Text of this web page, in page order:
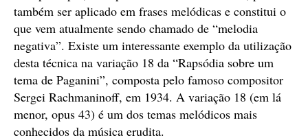
também ser aplicado em frases melódicas e constitui o
que vem atualmente sendo chamado de “melodia
negativa”. Existe um interessante exemplo da utilização
desta técnica na variação 18 da “Rapsódia sobre um
tema de Paganini”, composta pelo famoso compositor
Sergei Rachmaninoff, em 1934. A variação 18 (em lá
menor, opus 43) é um dos temas melódicos mais
conhecidos da música erudita.